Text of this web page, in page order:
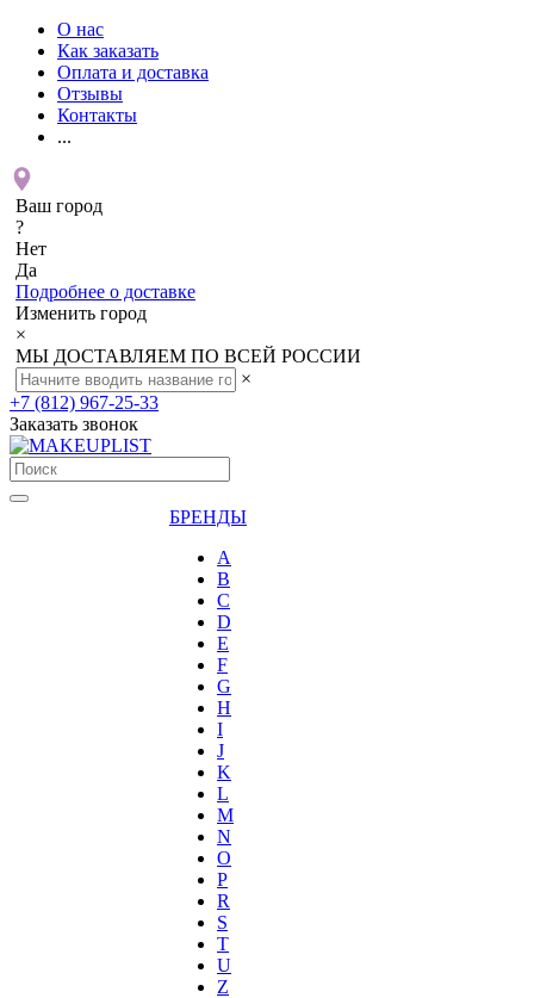
О нас
Как заказать
Оплата и доставка
Отзывы
Контакты
...
Ваш город
?
Нет
Да
Подробнее о доставке
Изменить город
×
МЫ ДОСТАВЛЯЕМ ПО ВСЕЙ РОССИИ
×
+7 (812) 967-25-33
Заказать звонок
БРЕНДЫ
A
B
C
D
E
F
G
H
I
J
K
L
M
N
O
P
R
S
T
U
Z